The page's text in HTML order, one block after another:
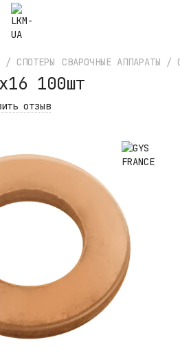
/ СПОТЕРЫ СВАРОЧНЫЕ АППАРАТЫ /
100шт
отзыв